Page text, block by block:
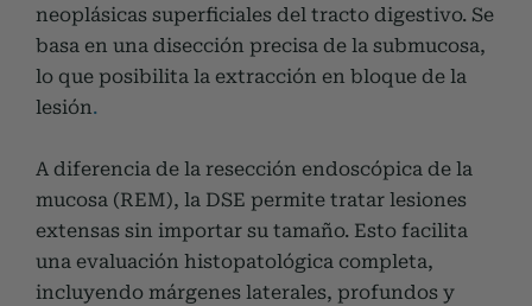
neoplásicas superficiales del tracto digestivo. Se
basa en una disección precisa de la submucosa,
lo que posibilita la extracción en bloque de la
lesión.
A diferencia de la resección endoscópica de la
mucosa (REM), la DSE permite tratar lesiones
extensas sin importar su tamaño. Esto facilita
una evaluación histopatológica completa,
incluyendo márgenes laterales, profundos y